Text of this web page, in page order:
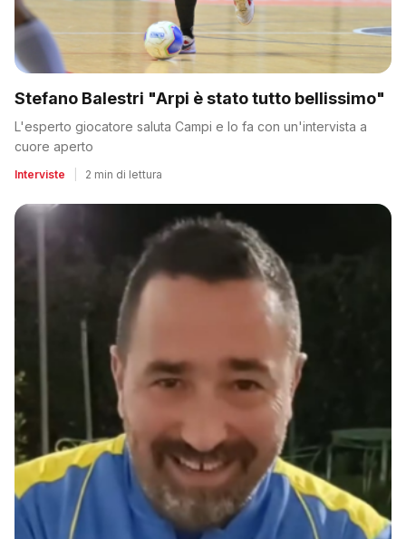
Stefano Balestri "Arpi è stato tutto bellissimo"
L'esperto giocatore saluta Campi e lo fa con un'intervista a
cuore aperto
Interviste 2 min di lettura